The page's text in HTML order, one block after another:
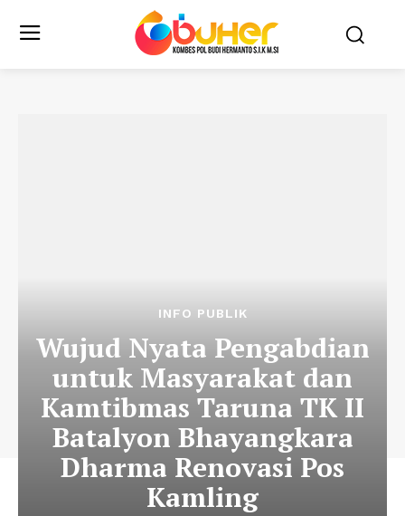
INFO PUBLIK
Wujud Nyata Pengabdian
untuk Masyarakat dan
Kamtibmas Taruna TK II
Batalyon Bhayangkara
Dharma Renovasi Pos
Kamling